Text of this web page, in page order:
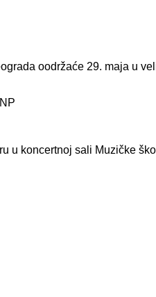
oodržaće 29. maja u
u koncertnoj sali Muzičke